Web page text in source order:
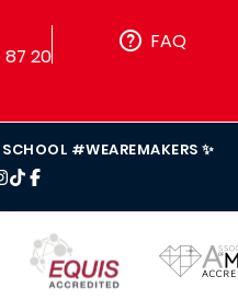
87 20
FAQ
#WEAREMAKERS ✨
IMAGE